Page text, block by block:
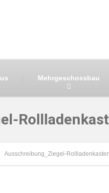
Mehrgeschossbau
Ausschreibung_Ziegel-